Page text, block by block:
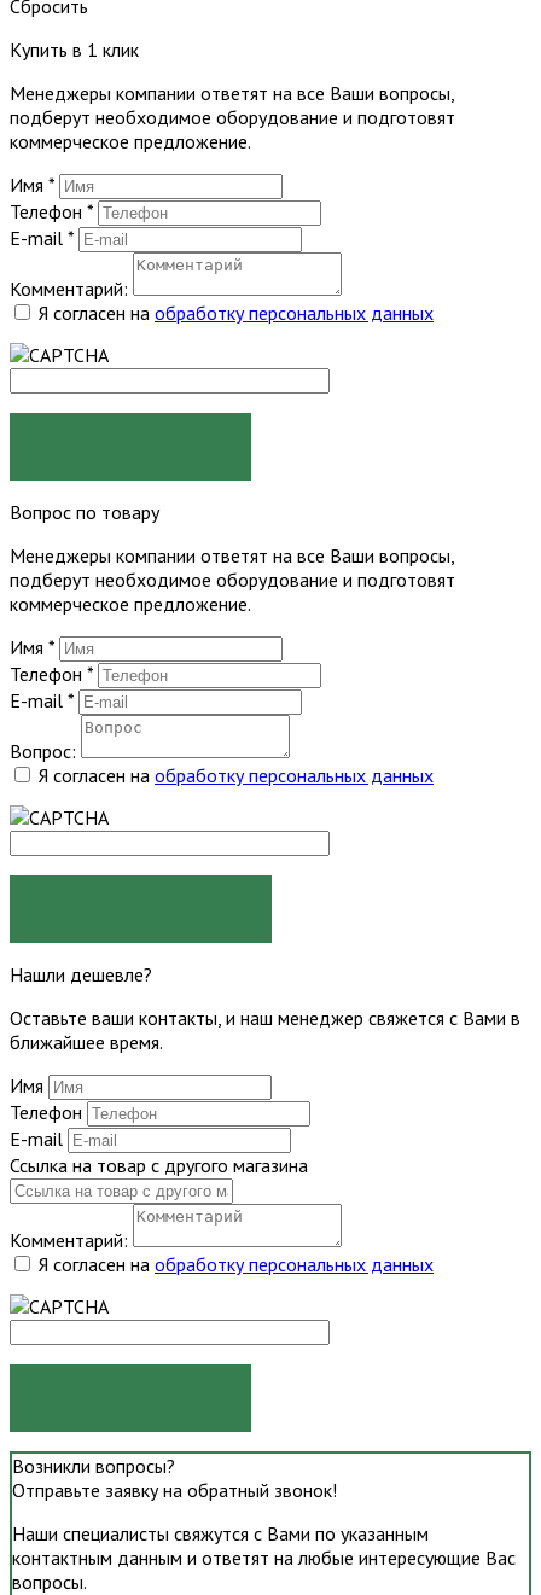
Сбросить
Купить в 1 клик
Менеджеры компании ответят на все Ваши вопросы,
подберут необходимое оборудование и подготовят
коммерческое предложение.
Имя *
Телефон *
E-mail *
Комментарий:
Я согласен на обработку персональных данных
Вопрос по товару
Менеджеры компании ответят на все Ваши вопросы,
подберут необходимое оборудование и подготовят
коммерческое предложение.
Имя *
Телефон *
E-mail *
Вопрос:
Я согласен на обработку персональных данных
Нашли дешевле?
Оставьте ваши контакты, и наш менеджер свяжется с Вами в
ближайшее время.
Имя
Телефон
E-mail
Ссылка на товар с другого магазина
Комментарий:
Я согласен на обработку персональных данных
Возникли вопросы?
Отправьте заявку на обратный звонок!
Наши специалисты свяжутся с Вами по указанным
контактным данным и ответят на любые интересующие Вас
вопросы.